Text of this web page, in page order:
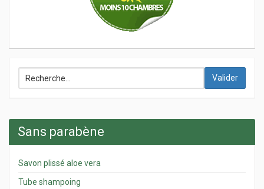
Valider
Sans parabène
Savon plissé aloe vera
Tube shampoing